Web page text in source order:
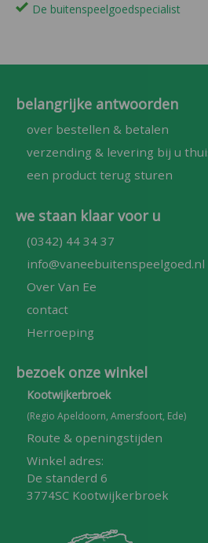
De buitenspeelgoedspecialist
belangrijke antwoorden
over bestellen & betalen
verzending & levering bij u
een product terug sturen
we staan klaar voor u
(0342) 44 34 37
info@vaneebuitenspeelgoed.nl
Over Van Ee
contact
Herroeping
bezoek onze winkel
Kootwijkerbroek
(Regio Apeldoorn, Amersfoort, Ede)
Route & openingstijden
Winkel adres:
De standerd 6
3774SC Kootwijkerbroek